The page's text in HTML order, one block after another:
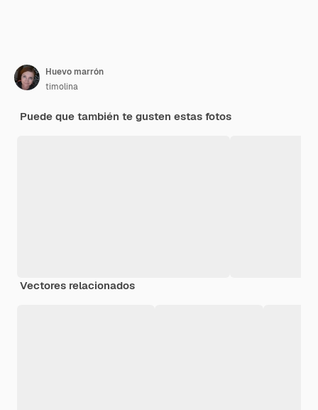
Huevo marrón
timolina
Puede que también te gusten estas fotos
Vectores relacionados